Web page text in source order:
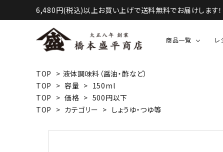
6,480円(税込)以上お買い上げで送料無料でお届けします！
商品一覧
液体調味料（醤油・酢など）
甘味・お菓子等
レ
TOP > 液体調味料（醤油・酢など）
TOP > 容量 > 150ml
TOP > 価格 > 500円以下
TOP > カテゴリー > しょうゆ・つゆ等